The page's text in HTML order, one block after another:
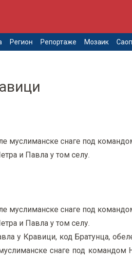
Регион Репортаже Мозаик
муслиманске снаге под
и Павла у том селу.
муслиманске снаге под
и Павла у том селу.
у Кравици, код Братунца,
снаге под